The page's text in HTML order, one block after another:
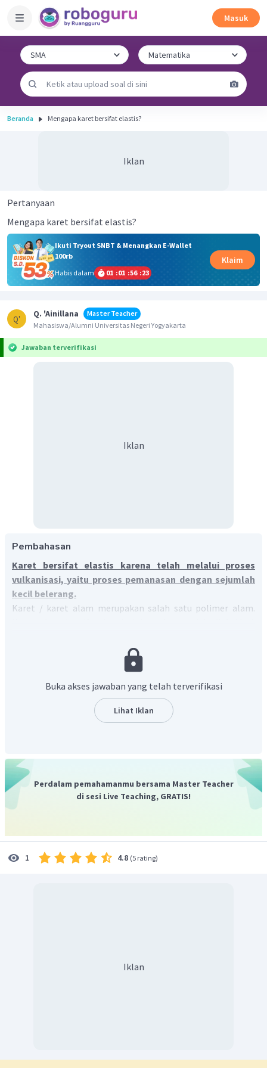
Masuk
Beranda Mengapa karet bersifat elastis?
Iklan
Pertanyaan
Mengapa karet bersifat elastis?
Ikuti Tryout SNBT & Menangkan E-Wallet
100rb
Habis dalam
01 :01 :56 :23
Klaim
Q'
Q. 'Ainillana
Master Teacher
Mahasiswa/Alumni Universitas Negeri Yogyakarta
Jawaban terverifikasi
Iklan
Pembahasan
Karet bersifat elastis karena telah melalui proses
vulkanisasi, yaitu proses pemanasan dengan sejumlah
kecil belerang.
Karet / karet alam merupakan salah satu polimer alam.
digunakan maka dilakukan proses
alam dipanaskan dengan sejumlah kecil belerang (S).
jembatan belerang menahan rantai-rantai polimer
sehingga tidak mudah putus. Ketika tenaga meregangnya
ditiadakan, karet akan cepat kembali ke bentuk semula.
Buka akses jawaban yang telah terverifikasi
Lihat Iklan
Perdalam pemahamanmu bersama Master Teacher
di sesi Live Teaching, GRATIS!
1 4.8 (5 rating)
Iklan